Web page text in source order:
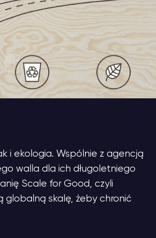
i ekologia. Wspólnie z agencją
walla dla ich długoletniego
Scale for Good, czyli
globalną skalę, żeby chronić